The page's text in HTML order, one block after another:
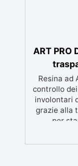
ART PRO
Resina ad
controllo
involontari
grazie alla
per